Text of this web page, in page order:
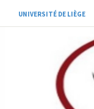
UNIVERSITÉ DE LIÈGE